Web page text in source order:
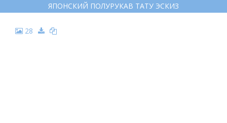
ЯПОНСКИЙ ПОЛУРУКАВ ТАТУ ЭСКИЗ
28